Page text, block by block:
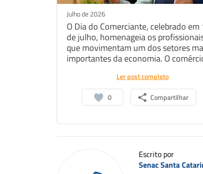
Julho de 2026
O Dia do Comerciante, celebrado em
de julho, homenageia os
que movimentam um dos setores
importantes da economia. O
Ler post completo
0 Compartilhar
Escrito por
Senac Santa